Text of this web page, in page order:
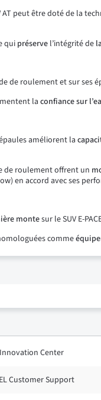
peut être doté de la
qui préserve l’intégrité de
de roulement et sur ses
la confiance sur
améliorent la
de roulement offrent un
en accord avec ses
montesur le SUV E-
comme
Center
Customer Support